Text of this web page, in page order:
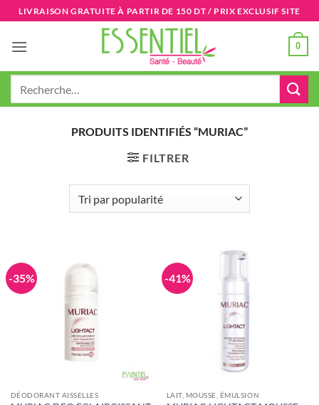
Passer
au
contenu
LIVRAISON GRATUITE À PARTIR DE 150 DT / PRIX EXCLUSIF SITE
0
PRODUITS IDENTIFIÉS “MURIAC”
FILTRER
-35%
DÉODORANT AISSELLES
-41%
LAIT, MOUSSE, ÉMULSION